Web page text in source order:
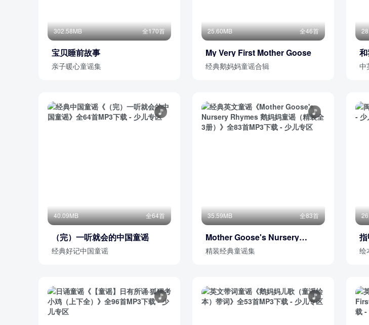
302.58MB 全170首
宝贝睡前故事
亲子暖心童谣集
25.60MB 全46首
My Very First Mother Goose
经典鹅妈妈童谣合辑 谣
中
40.09MB 全64首
（完）一听就会的中国童谣
经典好记中国童谣
35.59MB 全83首
Mother Goose's Nursery
Rhymes 鹅妈妈童谣（精装全3
册）
精装经典童谣集 绘